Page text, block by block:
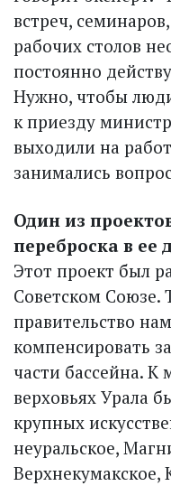
встреч,
рабочих столов
постоянно
Нужно, чтобы
к приезду
выходили на
занимались
Один из
переброска в ее
Этот проект был
Советском Союзе.
правительство
компенсировать
части бассейна. К
верховьях Урала
крупных
неуральское,
Верхнекумакское,